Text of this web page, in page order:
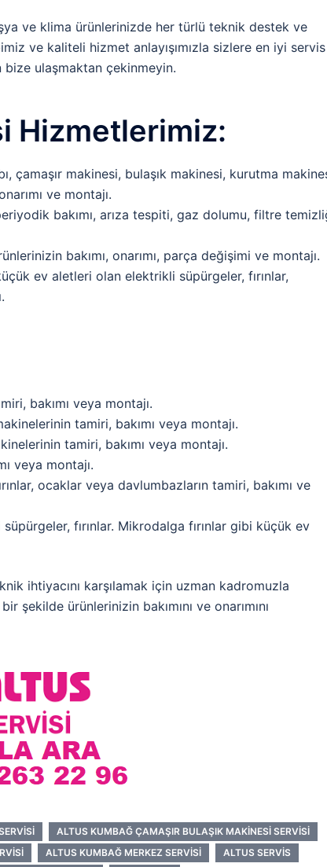
ve klima ürünlerinizde her türlü teknik destek ve
ve kaliteli hizmet anlayışımızla sizlere en iyi servis
bize ulaşmaktan çekinmeyin.
Hizmetlerimiz:
çamaşır makinesi, bulaşık makinesi, kurutma
ve montajı.
bakımı, arıza tespiti, gaz dolumu, filtre
bakımı, onarımı, parça değişimi ve montajı.
ev aletleri olan elektrikli süpürgeler, fırınlar,
bakımı veya montajı.
tamiri, bakımı veya montajı.
tamiri, bakımı veya montajı.
veya montajı.
ocaklar veya davlumbazların tamiri, bakımı ve
fırınlar. Mikrodalga fırınlar gibi küçük ev
ihtiyacını karşılamak için uzman kadromuzla
şekilde ürünlerinizin bakımını ve onarımını
ALTUS KUMBAĞ ÇAMAŞIR BULAŞIK MAKINESI SERVISI
ALTUS KUMBAĞ MERKEZ SERVISI
ALTUS SERVIS